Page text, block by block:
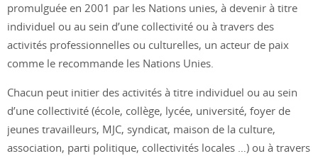
promulguée en 2001 par les Nations unies, à devenir à titre
individuel ou au sein d’une collectivité ou à travers des
activités professionnelles ou culturelles, un acteur de paix
comme le recommande les Nations Unies.
Chacun peut initier des activités à titre individuel ou au sein
d’une collectivité (école, collège, lycée, université, foyer de
jeunes travailleurs, MJC, syndicat, maison de la culture,
association, parti politique, collectivités locales …) ou à travers